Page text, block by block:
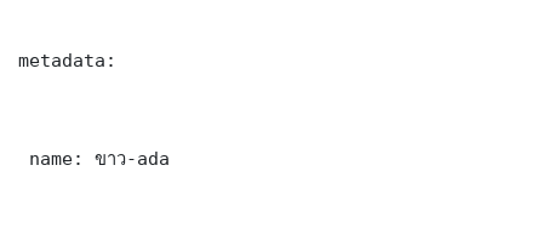
metadata:
name: ขาว-ada